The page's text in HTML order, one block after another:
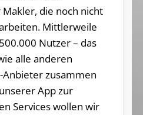
die noch nicht
Mittlerweile
Nutzer – das
alle anderen
zusammen
App zur
Services wollen wir